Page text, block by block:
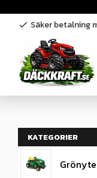
check Säker betalning
KATEGORIER